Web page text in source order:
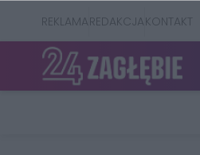
REKLAMAREDAKCJAKONTAKT